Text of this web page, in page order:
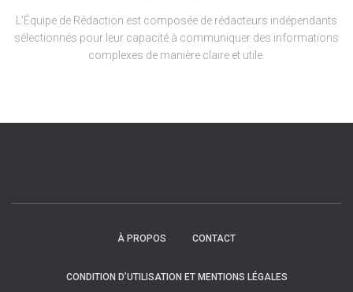
L'Équipe de Rédaction est composée de rédacteurs indépendants
sélectionnés pour leur capacité à communiquer des informations
complexes de manière claire et utile.
À PROPOS CONTACT
CONDITION D’UTILISATION ET MENTIONS LÉGALES